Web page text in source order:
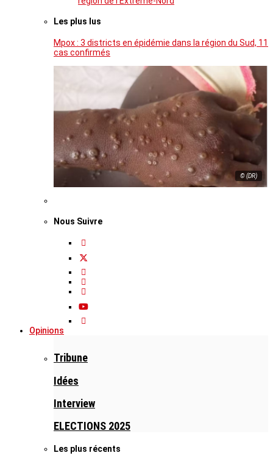
Les plus lus
Mpox : 3 districts en épidémie dans la région du Sud, 11
cas confirmés
© (DR)
Nous Suivre
Opinions
Tribune
Idées
Interview
ELECTIONS 2025
Les plus récents